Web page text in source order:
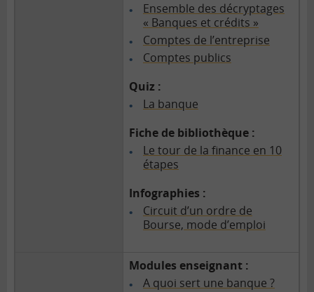
Ensemble des décryptages
« Banques et crédits »
Comptes de l’entreprise
Comptes publics
Quiz :
La banque
Fiche de bibliothèque :
Le tour de la finance en 10
étapes
Infographies :
Circuit d’un ordre de
Bourse, mode d’emploi
Modules enseignant :
A quoi sert une banque ?